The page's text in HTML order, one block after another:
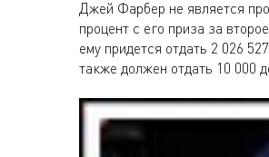
Джей Фарбер не является
процент с его приза за
ему придется отдать 2 026
также должен отдать 10 000